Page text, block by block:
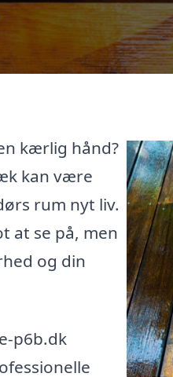
kærlig hånd?
kan være
rum nyt liv.
at se på, men
og din
p6b.dk